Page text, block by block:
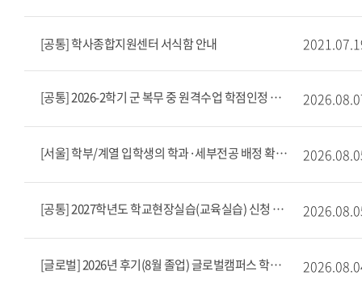
[공통] 학사종합지원센터 서식함 안내
[공통] 2026-2학기 군 복무 중 원격수업 학점인정 안내문
[서울] 학부/계열 입학생의 학과·세부전공 배정 확정
[공통] 2027학년도 학교현장실습(교육실습) 신청 안내
[글로벌] 2026년 후기(8월 졸업) 글로벌캠퍼스 학부 학위수여식 공고